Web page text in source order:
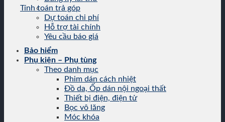
Tính toán trả góp
Dự toán chi phí
Hỗ trợ tài chính
Yêu cầu báo giá
Bảo hiểm
Phụ kiện – Phụ tùng
Theo danh mục
Phim dán cách nhiệt
Đồ da, Ốp dán nội ngoại thất
Thiết bị điện, điện tử
Bọc vô lăng
Móc khóa